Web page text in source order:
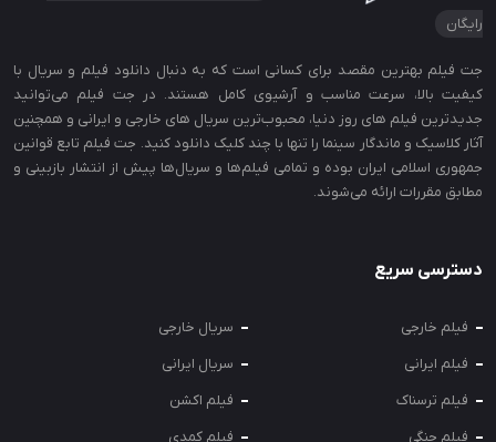
رایگان
جت‌ فیلم بهترین مقصد برای کسانی است که به دنبال دانلود فیلم و سریال با
کیفیت بالا، سرعت مناسب و آرشیوی کامل هستند. در جت‌ فیلم می‌توانید
جدیدترین فیلم‌ های روز دنیا، محبوب‌ترین سریال‌ های خارجی و ایرانی و همچنین
آثار کلاسیک و ماندگار سینما را تنها با چند کلیک دانلود کنید. جت فیلم تابع قوانین
جمهوری اسلامی ایران بوده و تمامی فیلم‌ها و سریال‌ها پیش از انتشار بازبینی و
مطابق مقررات ارائه می‌شوند.
دسترسی سریع
فیلم خارجی
سریال خارجی
فیلم ایرانی
سریال ایرانی
فیلم ترسناک
فیلم اکشن
فیلم جنگی
فیلم کمدی